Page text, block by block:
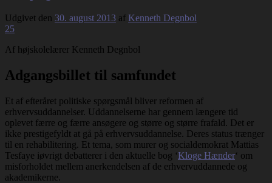
Udgivet den 30. august 2013 af Kenneth Degnbol
25
Af højskolelærer Kenneth Degnbol
Adgangsbillet til samfundet
Et af efteråret politiske spørgsmål bliver reformen af
erhvervsuddannelser. Uddannelserne har gennem længere tid
oplevet færre og færre ansøgere og større og større frafald. Det er
ikke prestigefyldt at gå på erhvervsuddannelse. Deres status trænger
til en rehabilitering. Et tema, som murer og socialdemokrat Mattias
Tesfaye iøvrigt debatterer i den aktuelle bog ‘Kloge Hænder‘ om
misforholdet mellem anerkendelsen af de erhvervuddannede og
akademikerne.